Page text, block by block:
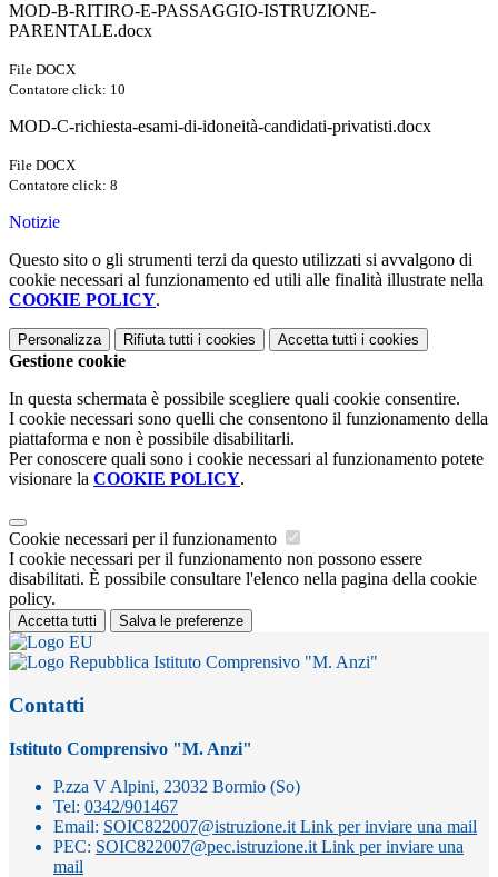
MOD-B-RITIRO-E-PASSAGGIO-ISTRUZIONE-
PARENTALE.docx
File DOCX
Contatore click: 10
MOD-C-richiesta-esami-di-idoneità-candidati-privatisti.docx
File DOCX
Contatore click: 8
Notizie
Questo sito o gli strumenti terzi da questo utilizzati si avvalgono di
cookie necessari al funzionamento ed utili alle finalità illustrate nella
COOKIE POLICY.
Personalizza Rifiuta tutti i cookies Accetta tutti i cookies
Gestione cookie
In questa schermata è possibile scegliere quali cookie consentire.
I cookie necessari sono quelli che consentono il funzionamento della
piattaforma e non è possibile disabilitarli.
Per conoscere quali sono i cookie necessari al funzionamento potete
visionare la COOKIE POLICY.
Cookie necessari per il funzionamento
I cookie necessari per il funzionamento non possono essere
disabilitati. È possibile consultare l'elenco nella pagina della cookie
policy.
Accetta tutti Salva le preferenze
Istituto Comprensivo "M. Anzi"
Contatti
Istituto Comprensivo "M. Anzi"
P.zza V Alpini, 23032 Bormio (So)
Tel: 0342/901467
Email: SOIC822007@istruzione.it Link per inviare una mail
PEC: SOIC822007@pec.istruzione.it Link per inviare una
mail